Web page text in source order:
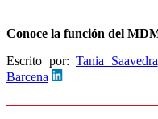
Conoce la función del
Escrito por: Tania Saavedra
Barcena